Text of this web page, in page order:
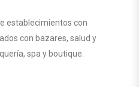
establecimientos con
con bazares, salud y
spa y boutique.